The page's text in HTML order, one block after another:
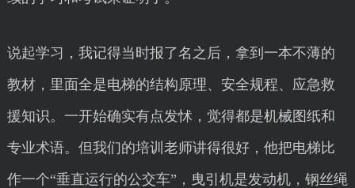
说起学习，我记得当时报了名之后，拿到一本不薄的
教材，里面全是电梯的结构原理、安全规程、应急救
援知识。一开始确实有点发怵，觉得都是机械图纸和
专业术语。但我们的培训老师讲得很好，他把电梯比
作一个“垂直运行的公交车”，曳引机是发动机，钢丝绳